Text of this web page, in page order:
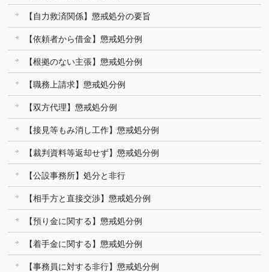
【自力救済関係】懲戒処分の要旨
【依頼者から借金】懲戒処分例
【根拠のない主張】懲戒処分例
【職務上請求】懲戒処分例
【双方代理】懲戒処分例
【接見等もみ消し工作】懲戒処分例
【裁判資料等返却せず】懲戒処分例
【公設事務所】処分と非行
【相手方と直接交渉】懲戒処分例
【預り金に関する】懲戒処分例
【着手金に関する】懲戒処分例
【事務員に対する非行】懲戒処分例